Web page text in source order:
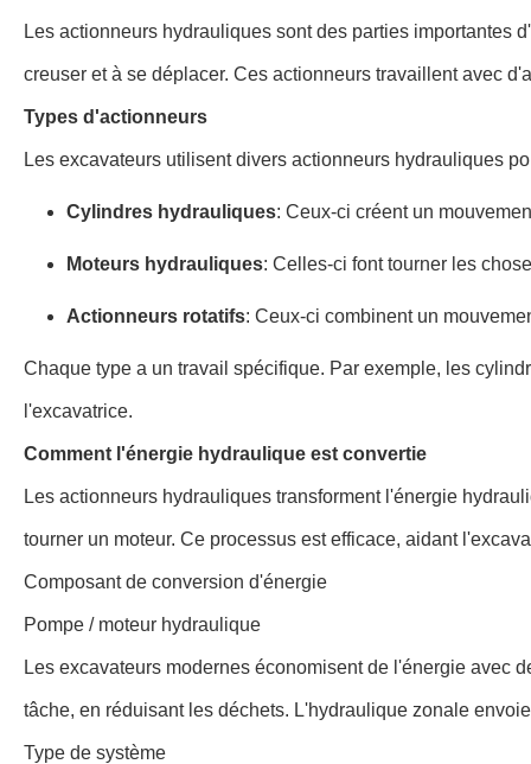
Les actionneurs hydrauliques sont des parties importantes
creuser et à se déplacer. Ces actionneurs travaillent avec
Types d'actionneurs
Les excavateurs utilisent divers actionneurs hydrauliques
Cylindres hydrauliques: Ceux-ci créent un
Moteurs hydrauliques: Celles-ci font tourner les
Actionneurs rotatifs: Ceux-ci combinent un
Chaque type a un travail spécifique. Par exemple, les
l'excavatrice.
Comment l'énergie hydraulique est convertie
Les actionneurs hydrauliques transforment l'énergie
tourner un moteur. Ce processus est efficace, aidant
Composant de conversion d'énergie
Pompe / moteur hydraulique
Les excavateurs modernes économisent de l'énergie avec
tâche, en réduisant les déchets. L'hydraulique zonale
Type de système